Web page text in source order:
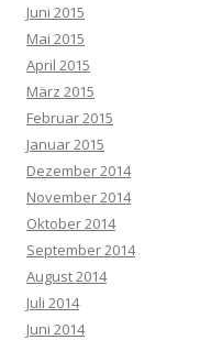
Juni 2015
Mai 2015
April 2015
März 2015
Februar 2015
Januar 2015
Dezember 2014
November 2014
Oktober 2014
September 2014
August 2014
Juli 2014
Juni 2014